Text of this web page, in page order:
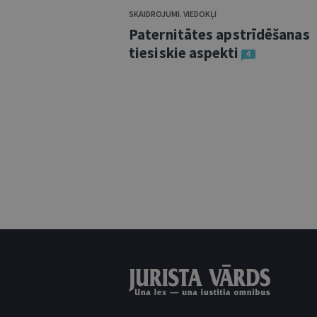
SKAIDROJUMI. VIEDOKĻI
Paternitātes apstrīdēšanas
tiesiskie aspekti
4